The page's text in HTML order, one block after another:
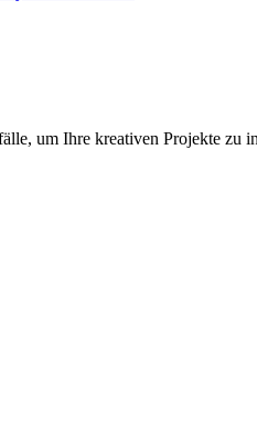
um Ihre kreativen Projekte zu